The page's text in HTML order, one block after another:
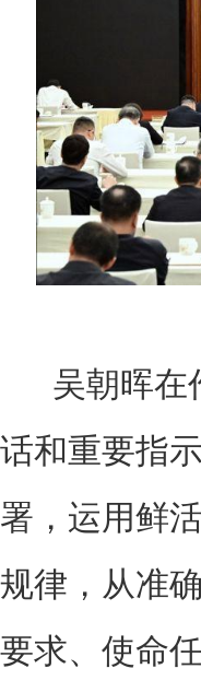
吴朝晖在
话和重要指
署，运用鲜
规律，从准
要求、使命